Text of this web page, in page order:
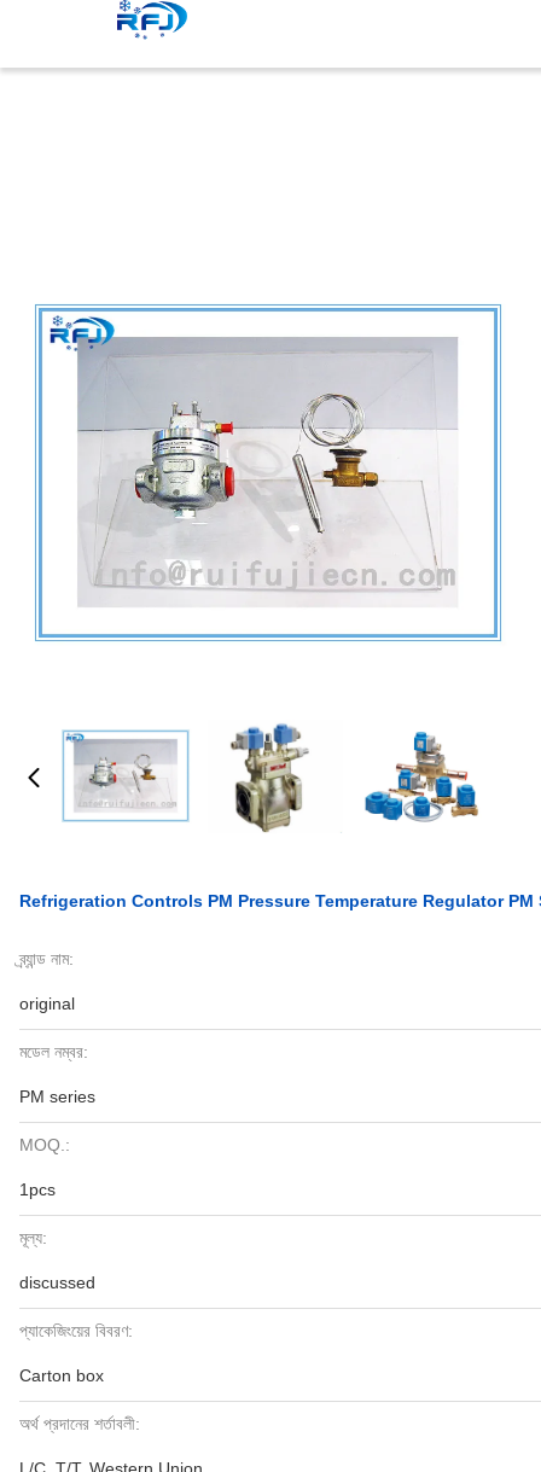
Refrigeration Controls PM Pressure Temperature Regulator PM
ব্র্যান্ড নাম:
original
মডেল নম্বর:
PM series
MOQ.:
1pcs
মূল্য:
discussed
প্যাকেজিংয়ের বিবরণ:
Carton box
অর্থ প্রদানের শর্তাবলী: